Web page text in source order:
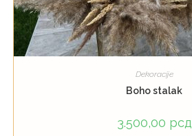
Dekoracije
Boho stalak
3.500,00 рсд